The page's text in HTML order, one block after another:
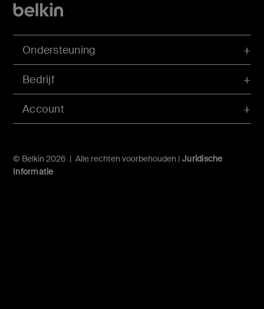
Account
Ondersteuning
Bedrijf
© Belkin 2026 | Alle rechten voorbehouden | Juridische
Informatie